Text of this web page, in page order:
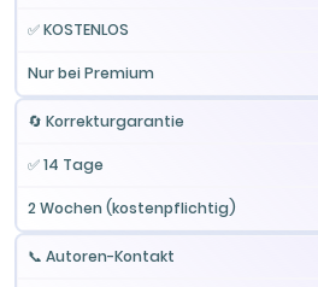
✅ KOSTENLOS
Nur bei Premium
🔄 Korrekturgarantie
✅ 14 Tage
2 Wochen (kostenpflichtig)
📞 Autoren-Kontakt